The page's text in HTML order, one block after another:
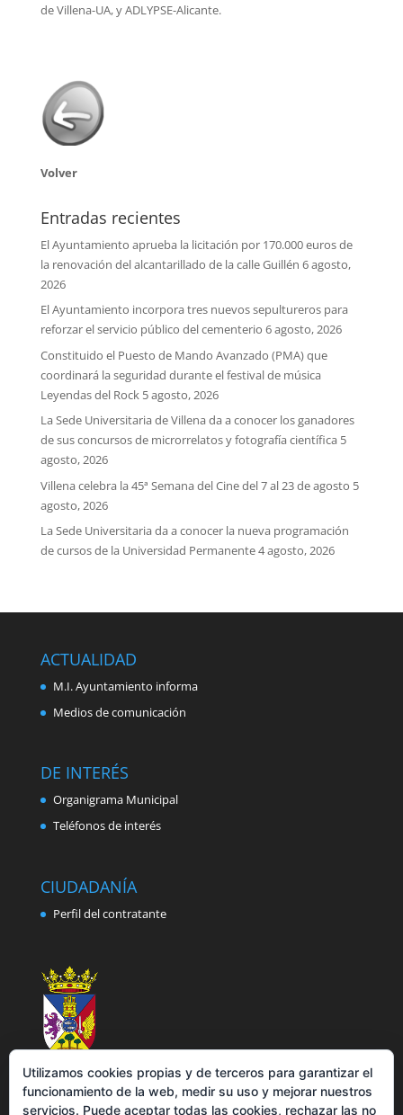
de Villena-UA, y ADLYPSE-Alicante.
Volver
Entradas recientes
El Ayuntamiento aprueba la licitación por 170.000 euros de
la renovación del alcantarillado de la calle Guillén 6 agosto,
2026
El Ayuntamiento incorpora tres nuevos sepultureros para
reforzar el servicio público del cementerio 6 agosto, 2026
Constituido el Puesto de Mando Avanzado (PMA) que
coordinará la seguridad durante el festival de música
Leyendas del Rock 5 agosto, 2026
La Sede Universitaria de Villena da a conocer los ganadores
de sus concursos de microrrelatos y fotografía científica 5
agosto, 2026
Villena celebra la 45ª Semana del Cine del 7 al 23 de agosto 5
agosto, 2026
La Sede Universitaria da a conocer la nueva programación
de cursos de la Universidad Permanente4 agosto, 2026
ACTUALIDAD
M.I. Ayuntamiento informa
Medios de comunicación
DE INTERÉS
Organigrama Municipal
Teléfonos de interés
CIUDADANÍA
Perfil del contratante
Utilizamos cookies propias y de terceros para garantizar el
funcionamiento de la web, medir su uso y mejorar nuestros
servicios. Puede aceptar todas las cookies, rechazar las no